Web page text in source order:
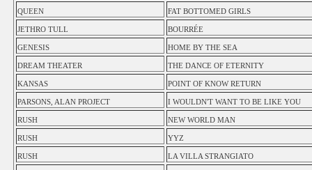
QUEEN FAT BOTTOMED GIRLS
JETHRO TULL BOURRÉE
GENESIS HOME BY THE SEA
DREAM THEATER THE DANCE OF ETERNITY
KANSAS POINT OF KNOW RETURN
PARSONS, ALAN PROJECT I WOULDN'T WANT TO BE LIKE YOU
RUSH NEW WORLD MAN
RUSH YYZ
RUSH LA VILLA STRANGIATO